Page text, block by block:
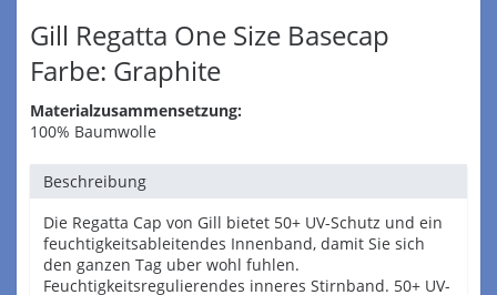
Gill Regatta One Size Basecap
Farbe: Graphite
Materialzusammensetzung:
100% Baumwolle
Beschreibung
Die Regatta Cap von Gill bietet 50+ UV-Schutz und ein
feuchtigkeitsableitendes Innenband, damit Sie sich
den ganzen Tag uber wohl fuhlen.
Feuchtigkeitsregulierendes inneres Stirnband. 50+ UV-